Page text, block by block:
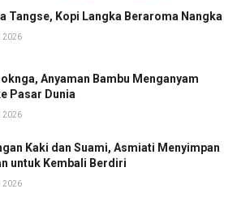
Tangse, Kopi Langka Beraroma Nangka
2026
Anyaman Bambu Menganyam
Pasar Dunia
2026
Kaki dan Suami, Asmiati Menyimpan
untuk Kembali Berdiri
2026